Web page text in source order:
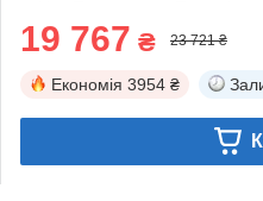
19 767 ₴ 23 721 ₴
Економія 3954 ₴